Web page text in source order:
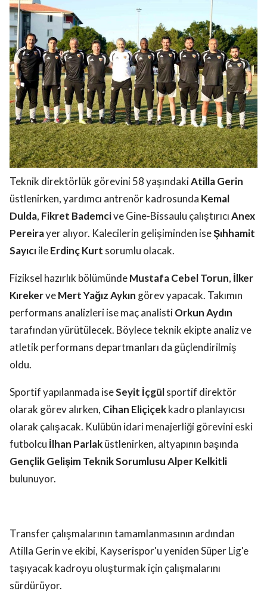
Teknik direktörlük görevini 58 yaşındakiAtilla Gerin
üstlenirken, yardımcı antrenör kadrosunda Kemal
Dulda, Fikret Bademcive Gine-Bissaulu çalıştırıcıAnex
Pereirayer alıyor. Kalecilerin gelişiminden iseŞıhhamit
SayıcıileErdinç Kurt sorumlu olacak.
Fiziksel hazırlık bölümündeMustafa Cebel Torun, İlker
KırekerveMert Yağız Aykın görev yapacak. Takımın
performans analizleri ise maç analistiOrkun Aydın
tarafından yürütülecek. Böylece teknik ekipte analiz ve
atletik performans departmanları da güçlendirilmiş
oldu.
Sportif yapılanmada iseSeyit İçgülsportif direktör
olarak görev alırken, Cihan Eliçiçekkadro planlayıcısı
olarak çalışacak. Kulübün idari menajerliği görevini eski
futbolcu İlhan Parlaküstlenirken, altyapının başında
Gençlik Gelişim Teknik Sorumlusu Alper Kelkitli
bulunuyor.
Transfer çalışmalarının tamamlanmasının ardından
Atilla Gerin ve ekibi, Kayserispor'u yeniden Süper Lig'e
taşıyacak kadroyu oluşturmak için çalışmalarını
sürdürüyor.